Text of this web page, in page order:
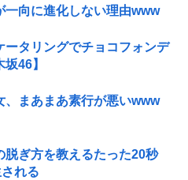
一向に進化しない理由www
ータリングでチョコフォンデ
46】
、まあまあ素行が悪いwww
脱ぎ方を教えるたった20秒
れる